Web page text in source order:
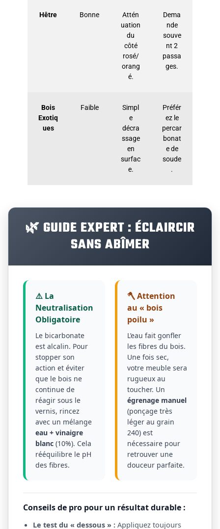
Hêtre Bonne
Attén
uation
du
côté
rosé/
orang
é.
Dema
nde
souve
nt 2
passa
ges.
Bois
Exotiq
ues
Faible
Simpl
e
décra
ssage
en
surfac
e.
Préfér
ez le
percar
bonat
e de
soude
.
🌿 GUIDE EXPERT : ÉCLAIRCIR
SANS ABÎMER
⚠️ La
Neutralisation
Obligatoire
Le bicarbonate
est alcalin. Pour
stopper son
action et éviter
que le bois ne
continue de
réagir sous le
vernis, rincez
avec un mélange
eau + vinaigre
blanc (10%). Cela
rééquilibre le pH
des fibres.
🪓 Attention
au « bois
poilu »
L’eau fait gonfler
les fibres du bois.
Une fois sec,
votre meuble sera
rugueux au
toucher. Un
égrenage manuel
(ponçage très
léger au grain
240) est
nécessaire pour
retrouver une
douceur parfaite.
Conseils de pro pour un résultat durable :
Le test du « dessous » : Appliquez toujours